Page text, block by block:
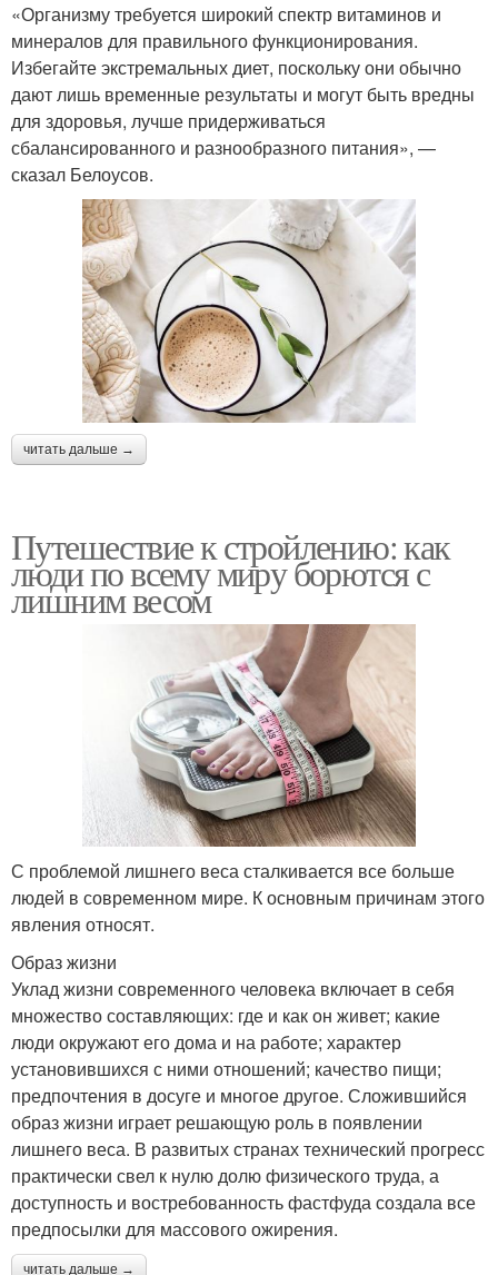
«Организму требуется широкий спектр витаминов и
минералов для правильного функционирования.
Избегайте экстремальных диет, поскольку они обычно
дают лишь временные результаты и могут быть вредны
для здоровья, лучше придерживаться
сбалансированного и разнообразного питания», —
сказал Белоусов.
читать дальше →
Путешествие к стройлению: как
люди по всему миру борются с
лишним весом
С проблемой лишнего веса сталкивается все больше
людей в современном мире. К основным причинам этого
явления относят.
Образ жизни
Уклад жизни современного человека включает в себя
множество составляющих: где и как он живет; какие
люди окружают его дома и на работе; характер
установившихся с ними отношений; качество пищи;
предпочтения в досуге и многое другое. Сложившийся
образ жизни играет решающую роль в появлении
лишнего веса. В развитых странах технический прогресс
практически свел к нулю долю физического труда, а
доступность и востребованность фастфуда создала все
предпосылки для массового ожирения.
читать дальше →